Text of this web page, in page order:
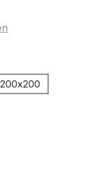
200x200